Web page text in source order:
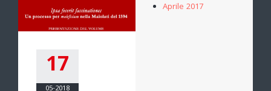
17
Aprile 2017